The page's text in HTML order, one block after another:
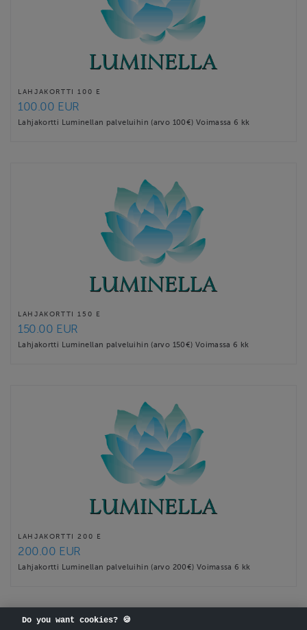
LAHJAKORTTI 100 E
100.00 EUR
Lahjakortti Luminellan palveluihin (arvo 100€) Voimassa 6 kk
LAHJAKORTTI 150 E
150.00 EUR
Lahjakortti Luminellan palveluihin (arvo 150€) Voimassa 6 kk
LAHJAKORTTI 200 E
200.00 EUR
Lahjakortti Luminellan palveluihin (arvo 200€) Voimassa 6 kk
Do you want cookies? 🍪